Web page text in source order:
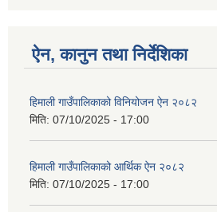
ऐन, कानुन तथा निर्देशिका
हिमाली गाउँपालिकाको विनियोजन ऐन २०८२
मिति: 07/10/2025 - 17:00
हिमाली गाउँपालिकाको आर्थिक ऐन २०८२
मिति: 07/10/2025 - 17:00